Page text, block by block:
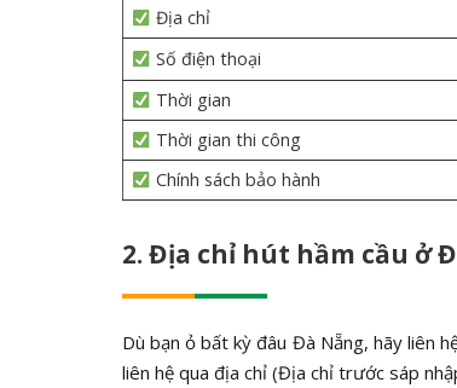
Địa chỉ
Số điện thoại
Thời gian
Thời gian thi công
Chính sách bảo hành
2. Địa chỉ hút hầm cầu ở
Dù bạn ỏ bất kỳ đâu Đà Nẵng, hãy liên
liên hệ qua địa chỉ (Địa chỉ trước sáp